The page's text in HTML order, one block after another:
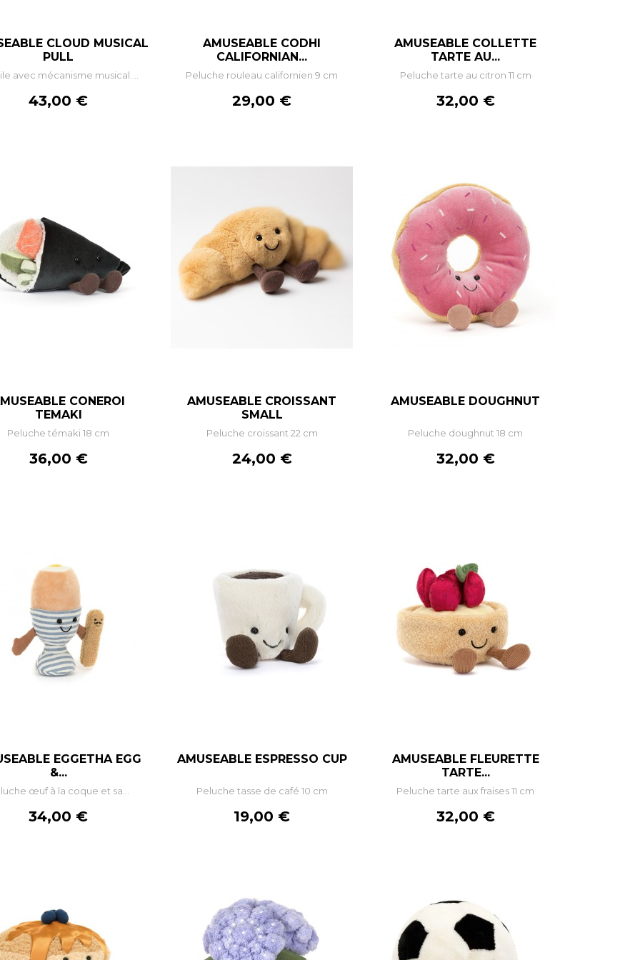
CLOUD MUSICAL
PULL
avec mécanisme musical....
Prix
43,00 €
– +
AMUSEABLE CODHI
CALIFORNIAN...
Peluche rouleau californien 9 cm
Prix
29,00 €
– +
AMUSEABLE COLLETTE
TARTE AU...
Peluche tarte au citron 11 cm
Prix
32,00 €
– +
CONEROI
TEMAKI
Peluche témaki 18 cm
Prix
36,00 €
– +
AMUSEABLE CROISSANT
SMALL
Peluche croissant 22 cm
Prix
24,00 €
– + AMUSEABLE DOUGHNUT
Peluche doughnut 18 cm
Prix
32,00 €
– +
EGGETHA EGG
&...
œuf à la coque et sa...
Prix
34,00 €
– + AMUSEABLE ESPRESSO CUP
Peluche tasse de café 10 cm
Prix
19,00 €
– +
AMUSEABLE FLEURETTE
TARTE...
Peluche tarte aux fraises 11 cm
Prix
32,00 €
– +